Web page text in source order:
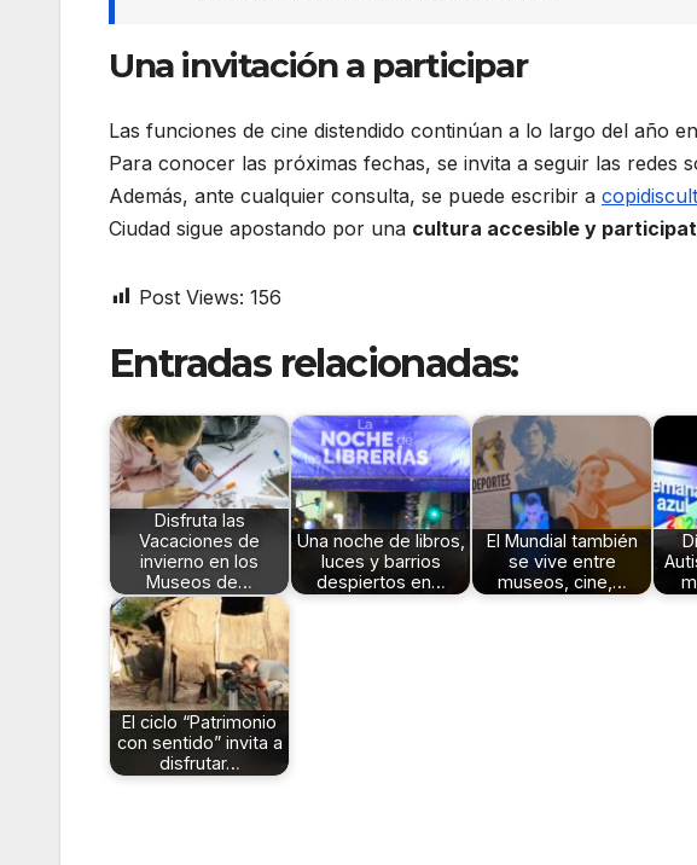
Una invitación a participar
Las funciones de cine distendido continúan a lo largo del año
Para conocer las próximas fechas, se invita a seguir las redes
Además, ante cualquier consulta, se puede escribir a
Ciudad sigue apostando por una cultura accesible y
Post Views: 156
Entradas relacionadas:
Disfruta las
Vacaciones de
invierno en los
Museos de…
Una noche de libros,
luces y barrios
despiertos en…
El Mundial también
se vive entre
museos, cine,…
El ciclo “Patrimonio
con sentido” invita a
disfrutar…